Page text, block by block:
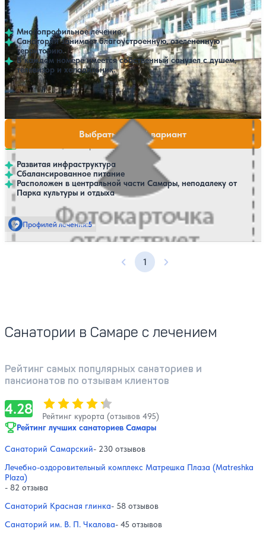
4.3
Самара
Многопрофильное лечение.
Санаторий занимает благоустроенную, озелененную
территорию.
В каждом номере имеется собственный санузел с душем,
телевизор и холодильник.
Профилей лечения:9 Крытый бассейн
Санаторий Янтарный
4.2
Развитая инфраструктура
Сбалансированное питание
Расположен в центральной части Самары, неподалеку от
Парка культуры и отдыха
Профилей лечения:5
Нет цен или свободных мест на выбранные даты
Выбрать другой вариант
Предыдущая страница
1 Следующая страница
Санатории в Самаре с лечением
Рейтинг самых популярных санаториев и
пансионатов по отзывам клиентов
4.28 Оценка, количество звезд:
Рейтинг курорта (отзывов 495)
Рейтинг лучших санаториев Самары
Санаторий Самарский- 230 отзывов
Лечебно-оздоровительный комплекс Матрешка Плаза (Matreshka
Plaza)
- 82 отзыва
Санаторий Красная глинка- 58 отзывов
Санаторий им. В. П. Чкалова- 45 отзывов